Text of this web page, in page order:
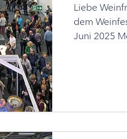
Liebe
dem Weinfest in Aalten in den Niederlanden vom 13.-15.
Juni 2025